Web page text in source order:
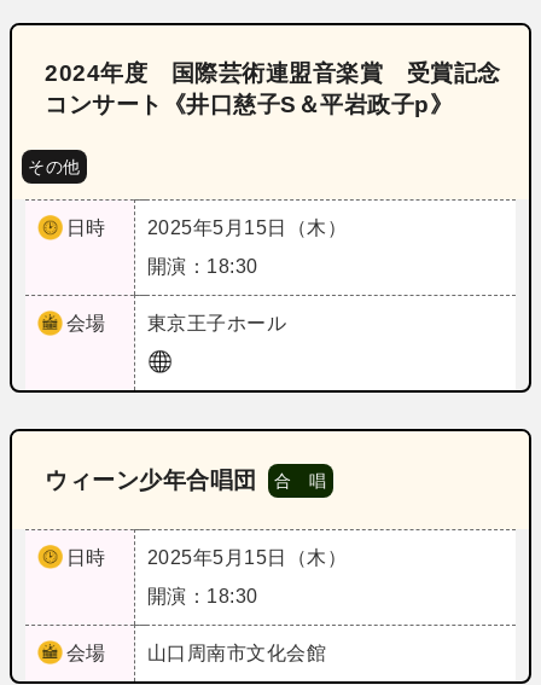
2024年度 国際芸術連盟音楽賞 受賞記念
コンサート《井口慈子S＆平岩政子p》
その他
日時
2025年5月15日（木）
開演：18:30
会場 東京王子ホール
ウィーン少年合唱団 合 唱
日時
2025年5月15日（木）
開演：18:30
会場 山口 周南市文化会館